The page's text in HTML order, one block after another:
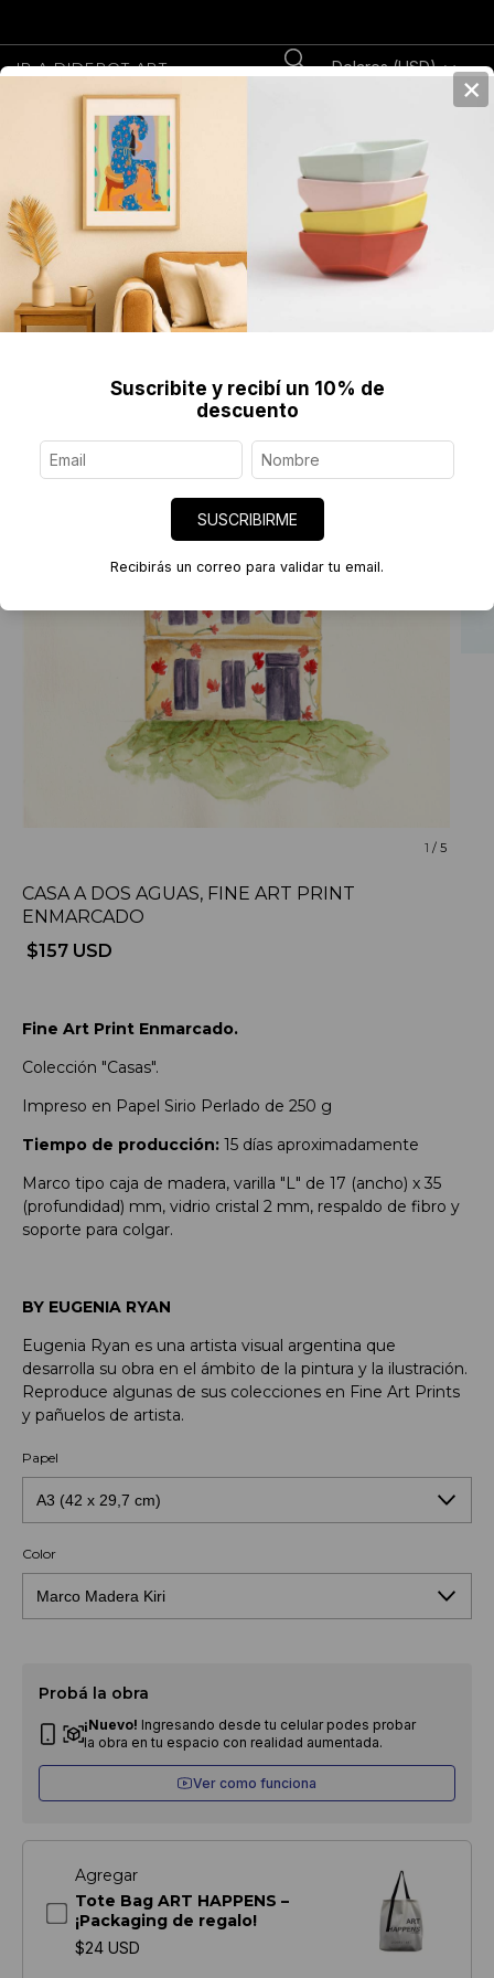
IR A DIDEROT.ART Dolares (USD)
Fine Art Prints >
Casa a Dos Aguas, Fine Art Print
Enmarcado
1 /5
CASA A DOS AGUAS, FINE ART PRINT
ENMARCADO
$157 USD
Fine Art Print Enmarcado.
Colección "Casas".
Impreso en Papel Sirio Perlado de 250 g
Tiempo de producción: 15 días aproximadamente
Marco tipo caja de madera, varilla "L" de 17 (ancho) x 35
(profundidad) mm, vidrio cristal 2 mm, respaldo de fibro y
soporte para colgar.
BY EUGENIA RYAN
Eugenia Ryan es una artista visual argentina que
desarrolla su obra en el ámbito de la pintura y la ilustración.
Reproduce algunas de sus colecciones en Fine Art Prints
y pañuelos de artista.
Papel
Color
Probá la obra
¡Nuevo! Ingresando desde tu celular podes probar
la obra en tu espacio con realidad aumentada.
Ver como funciona
Agregar
Tote Bag ART HAPPENS –
¡Packaging de regalo!
$24 USD
×
Suscribite y recibí un 10% de
descuento
SUSCRIBIRME
Recibirás un correo para validar tu email.